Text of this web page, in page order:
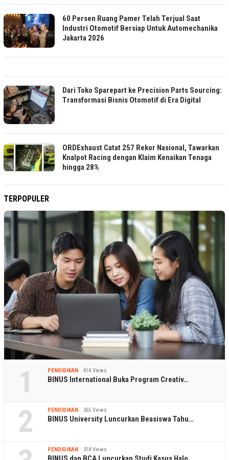
60 Persen Ruang Pamer Telah Terjual Saat
Industri Otomotif Bersiap Untuk Automechanika
Jakarta 2026
Dari Toko Sparepart ke Precision Parts Sourcing:
Transformasi Bisnis Otomotif di Era Digital
ORDExhaust Catat 257 Rekor Nasional, Tawarkan
Knalpot Racing dengan Klaim Kenaikan Tenaga
hingga 28%
TERPOPULER
1 PENDIDIKAN 414 Views
BINUS International Buka Program Creativ…
2 PENDIDIKAN 365 Views
BINUS University Luncurkan Beasiswa Tahu…
PENDIDIKAN 318 Views